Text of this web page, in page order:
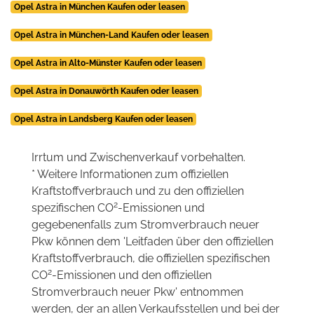
Opel Astra in München Kaufen oder leasen
Opel Astra in München-Land Kaufen oder leasen
Opel Astra in Alto-Münster Kaufen oder leasen
Opel Astra in Donauwörth Kaufen oder leasen
Opel Astra in Landsberg Kaufen oder leasen
Irrtum und Zwischenverkauf vorbehalten.
* Weitere Informationen zum offiziellen
Kraftstoffverbrauch und zu den offiziellen
spezifischen CO2-Emissionen und
gegebenenfalls zum Stromverbrauch neuer
Pkw können dem 'Leitfaden über den offiziellen
Kraftstoffverbrauch, die offiziellen spezifischen
CO2-Emissionen und den offiziellen
Stromverbrauch neuer Pkw' entnommen
werden, der an allen Verkaufsstellen und bei der